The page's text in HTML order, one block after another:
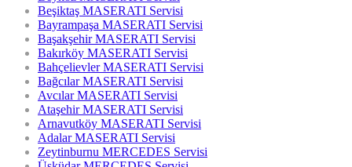
Beşiktaş MASERATI Servisi
Bayrampaşa MASERATI Servisi
Başakşehir MASERATI Servisi
Bakırköy MASERATI Servisi
Bahçelievler MASERATI Servisi
Bağcılar MASERATI Servisi
Avcılar MASERATI Servisi
Ataşehir MASERATI Servisi
Arnavutköy MASERATI Servisi
Adalar MASERATI Servisi
Zeytinburnu MERCEDES Servisi